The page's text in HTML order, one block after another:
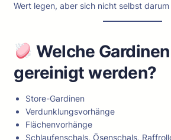
Wert legen, aber sich nicht selbst
Welche
gereinigt werden?
Store-Gardinen
Verdunklungsvorhänge
Flächenvorhänge
Schlaufenschals, Ösenschals,